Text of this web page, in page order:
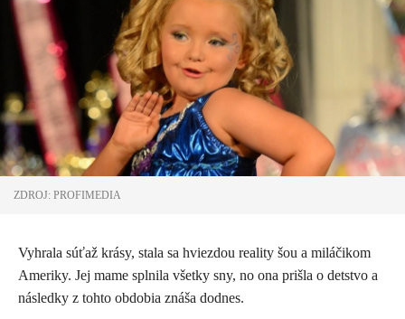
ZDROJ: PROFIMEDIA
Vyhrala súťaž krásy, stala sa hviezdou reality šou a miláčikom
Ameriky. Jej mame splnila všetky sny, no ona prišla o detstvo a
následky z tohto obdobia znáša dodnes.